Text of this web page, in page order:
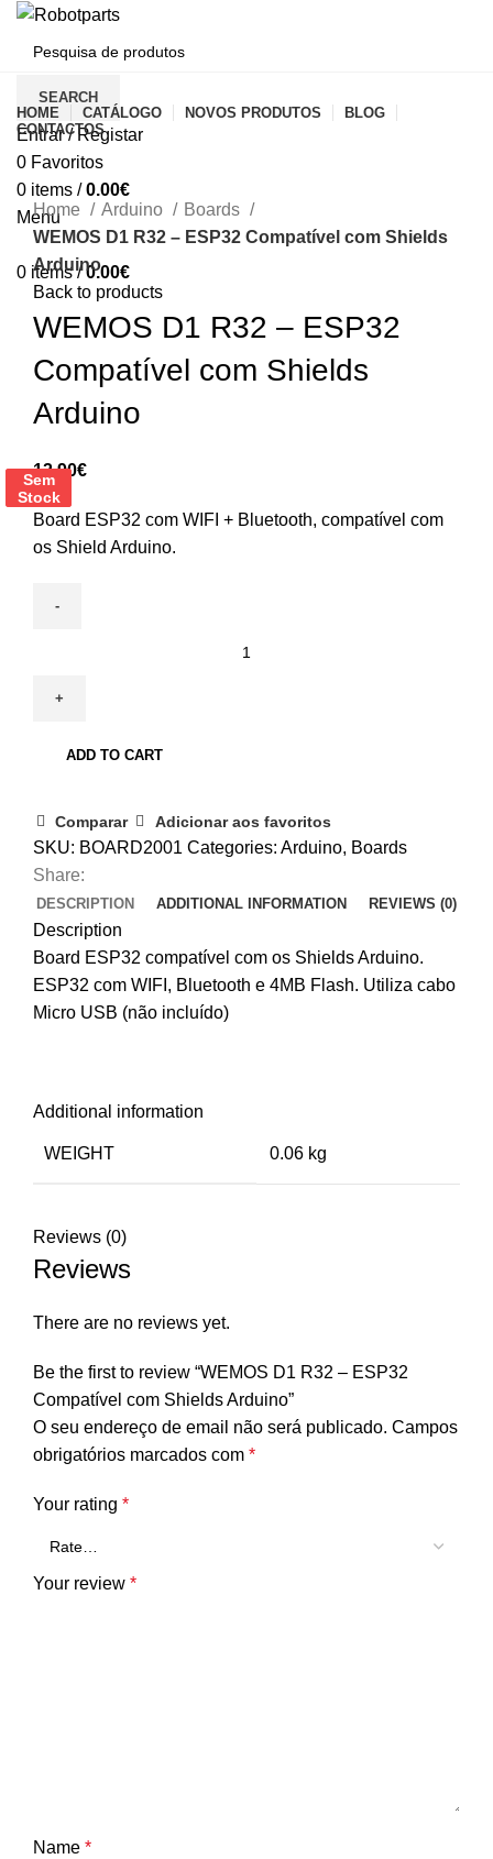
SEARCH
Entrar / Registar
0 Favoritos
0 items / 0.00€
Menu
0 items / 0.00€
HOME CATÁLOGO NOVOS PRODUTOS
BLOG
CONTACTOS
Click to enlarge
Home
Arduino
Boards
WEMOS D1 R32 – ESP32 Compatível com Shields
Arduino
Back to products
WEMOS D1 R32 – ESP32
Compatível com Shields
Arduino
12.90€
Board ESP32 com WIFI + Bluetooth, compatível com
os Shield Arduino.
R32
ESP32
Shields
ADD TO CART
Comparar Adicionar aos favoritos
SKU: BOARD2001 Categories: Arduino, Boards
Share:
DESCRIPTION ADDITIONAL INFORMATION REVIEWS (0)
Description
Board ESP32 compatível com os Shields Arduino.
ESP32 com WIFI, Bluetooth e 4MB Flash. Utiliza cabo
Micro USB (não incluído)
Additional information
WEIGHT 0.06 kg
Reviews (0)
Reviews
There are no reviews yet.
Be the first to review “WEMOS D1 R32 – ESP32
Compatível com Shields Arduino”
O seu endereço de email não será publicado. Campos
obrigatórios marcados com *
Your rating *
Your review *
Name *
Sem
Stock
Sem
Stock